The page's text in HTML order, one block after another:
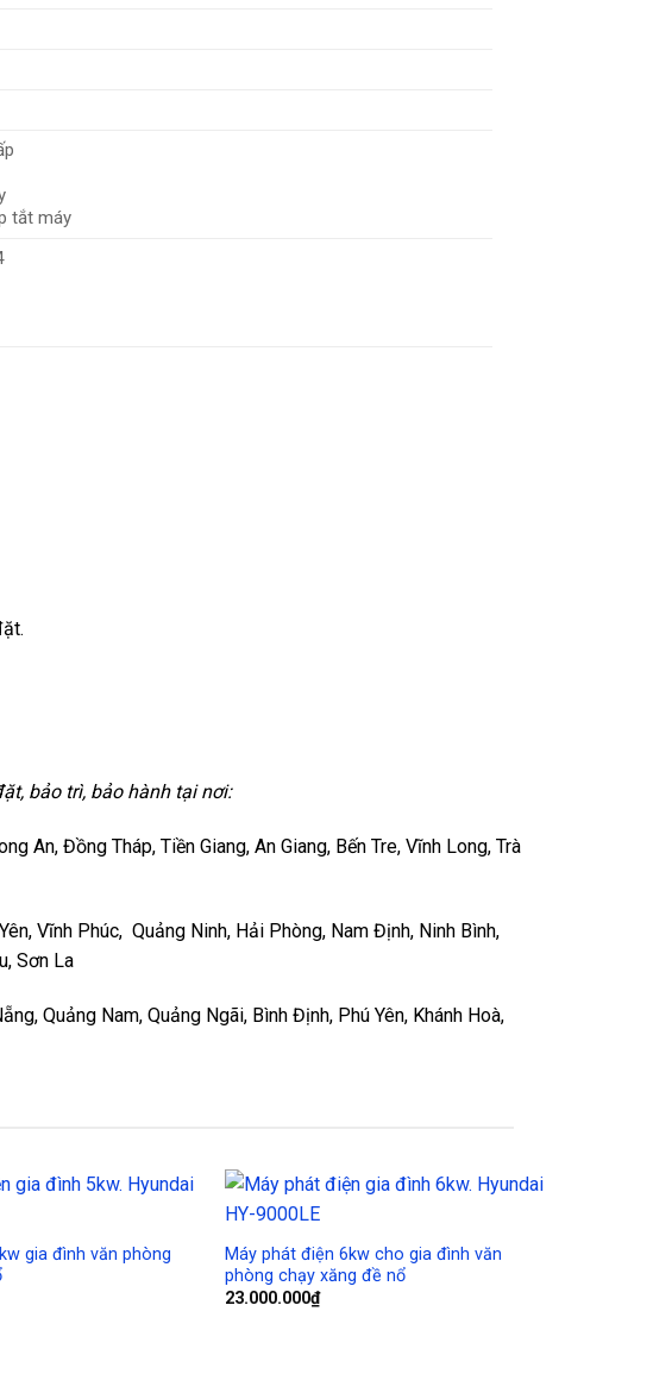
tắt máy
bảo trì, bảo hành tại nơi:
An, Đồng Tháp, Tiền Giang, An Giang, Bến Tre, Vĩnh Long, Trà
Vĩnh Phúc, Quảng Ninh, Hải Phòng, Nam Định, Ninh Bình,
Sơn La
Quảng Nam, Quảng Ngãi, Bình Định, Phú Yên, Khánh Hoà,
Wishlist
gia đình văn phòng
Wishlist
Máy phát điện 6kw cho gia đình văn
phòng chạy xăng đề nổ
23.000.000₫